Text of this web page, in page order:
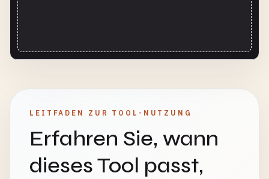
LEITFADEN ZUR TOOL-NUTZUNG
Erfahren Sie, wann
dieses Tool passt,